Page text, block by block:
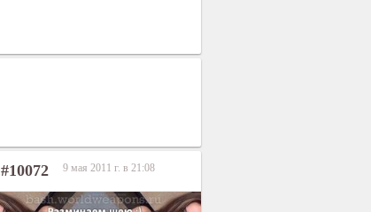
#10072 9 мая 2011 г. в 21:08